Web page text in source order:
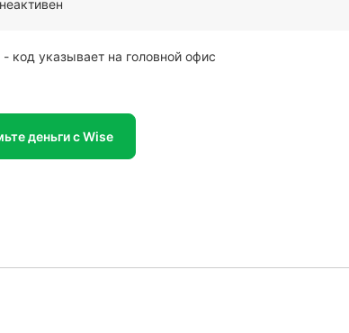
- код указывает на головной офис
деньги с Wise